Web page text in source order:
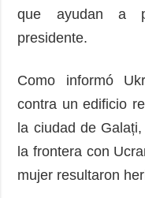
que ayudan a
presidente.
Como informó
contra un edificio
la ciudad de
la frontera con
mujer resultaron